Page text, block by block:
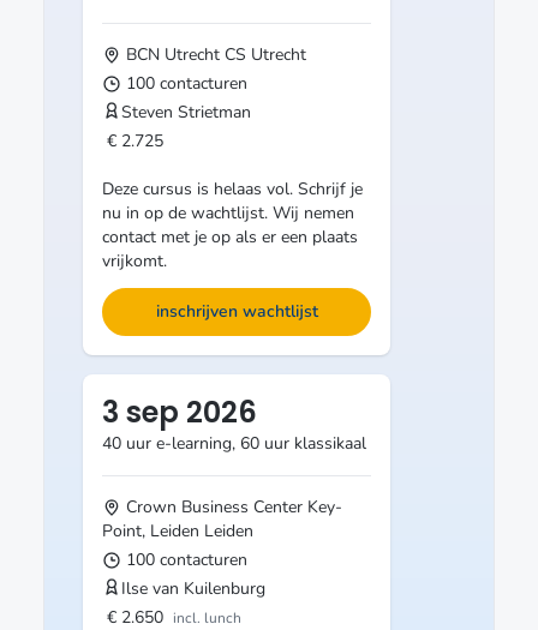
BCN Utrecht CS Utrecht
100 contacturen
Steven Strietman
€ 2.725
Deze cursus is helaas vol. Schrijf je
nu in op de wachtlijst. Wij nemen
contact met je op als er een plaats
vrijkomt.
inschrijven wachtlijst
3 sep 2026
40 uur e-learning, 60 uur klassikaal
Crown Business Center Key-
Point, Leiden Leiden
100 contacturen
Ilse van Kuilenburg
€ 2.650 incl. lunch